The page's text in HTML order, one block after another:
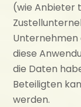
(wie Anbieter
diese
die Daten
Beteiligten
werden.